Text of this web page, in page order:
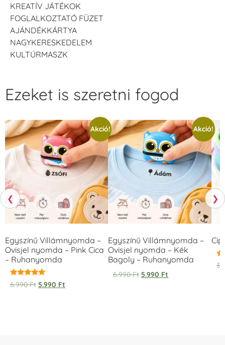
KREATÍV JÁTÉKOK
FOGLALKOZTATÓ FÜZET
AJÁNDÉKKÁRTYA
NAGYKERESKEDELEM
KULTÚRMASZK
❮
Ezeket is szeretni fogod
Akció!
Egyszínű Villámnyomda –
Ovisjel nyomda – Pink Cica
– Ruhanyomda
Értékelés:
5.00
6.990Ft 5.990 Ft
Akció!
Egyszínű Villámnyomda –
Ovisjel nyomda – Kék
Bagoly – Ruhanyomda
6.990Ft 5.990 Ft
❯